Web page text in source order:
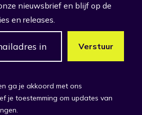
nieuwsbrief en blijf op de
en releases.
ga je akkoord met ons
je toestemming om updates van